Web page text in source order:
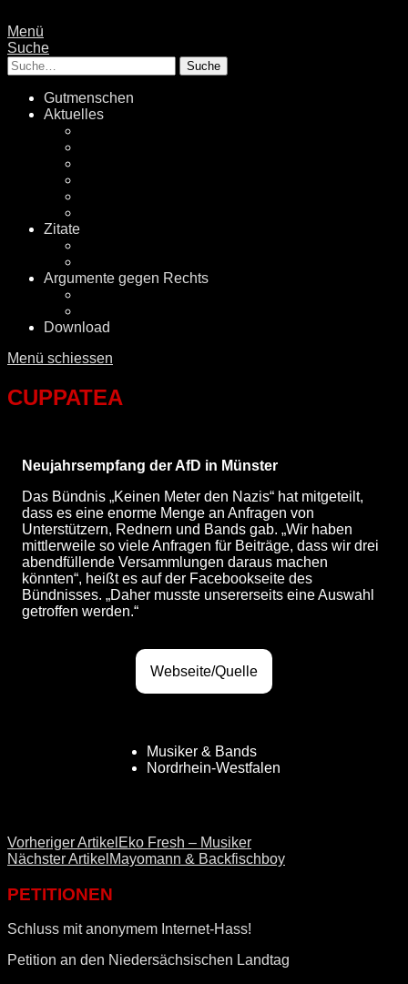
Menü
Suche
Suche
Gutmenschen
Aktuelles
Zitate
Argumente gegen Rechts
Download
Menü schiessen
CUPPATEA
Neujahrsempfang der AfD in Münster
Das Bündnis „Keinen Meter den Nazis“ hat mitgeteilt,
dass es eine enorme Menge an Anfragen von
Unterstützern, Rednern und Bands gab. „Wir haben
mittlerweile so viele Anfragen für Beiträge, dass wir drei
abendfüllende Versammlungen daraus machen
könnten“, heißt es auf der Facebookseite des
Bündnisses. „Daher musste unsererseits eine Auswahl
getroffen werden.“
Webseite/Quelle
Musiker & Bands
Nordrhein-Westfalen
Vorheriger Artikel Eko Fresh – Musiker
Nächster Artikel Mayomann & Backfischboy
PETITIONEN
Schluss mit anonymem Internet-Hass!
Petition an den Niedersächsischen Landtag